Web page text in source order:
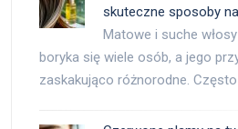
skuteczne sposoby
Matowe i suche
boryka się wiele osób, a jego
zaskakująco różnorodne.